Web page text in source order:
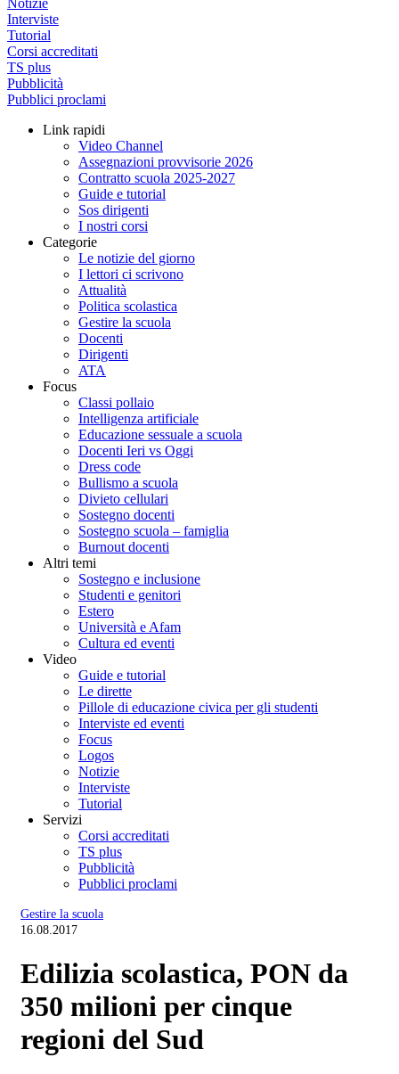
Notizie
Interviste
Tutorial
Corsi accreditati
TS plus
Pubblicità
Pubblici proclami
Link rapidi
Video Channel
Assegnazioni provvisorie 2026
Contratto scuola 2025-2027
Guide e tutorial
Sos dirigenti
I nostri corsi
Categorie
Le notizie del giorno
I lettori ci scrivono
Attualità
Politica scolastica
Gestire la scuola
Docenti
Dirigenti
ATA
Focus
Classi pollaio
Intelligenza artificiale
Educazione sessuale a scuola
Docenti Ieri vs Oggi
Dress code
Bullismo a scuola
Divieto cellulari
Sostegno docenti
Sostegno scuola – famiglia
Burnout docenti
Altri temi
Sostegno e inclusione
Studenti e genitori
Estero
Università e Afam
Cultura ed eventi
Video
Guide e tutorial
Le dirette
Pillole di educazione civica per gli studenti
Interviste ed eventi
Focus
Logos
Notizie
Interviste
Tutorial
Servizi
Corsi accreditati
TS plus
Pubblicità
Pubblici proclami
Gestire la scuola
16.08.2017
Edilizia scolastica, PON da
350 milioni per cinque
regioni del Sud